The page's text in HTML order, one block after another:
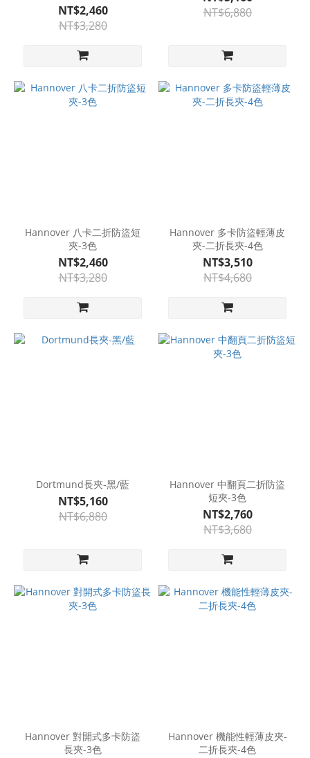
NT$2,460
NT$3,280
NT$6,880
Hannover 八卡二折防盜短
夾-3色
NT$2,460
NT$3,280
Hannover 多卡防盜輕薄皮
夾-二折長夾-4色
NT$3,510
NT$4,680
Dortmund長夾-黑/藍
NT$5,160
NT$6,880
Hannover 中翻頁二折防盜
短夾-3色
NT$2,760
NT$3,680
Hannover 對開式多卡防盜
長夾-3色
Hannover 機能性輕薄皮夾-
二折長夾-4色